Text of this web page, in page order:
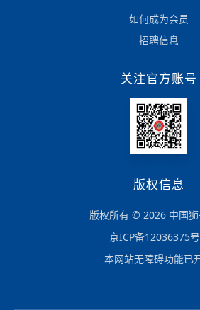
如何成为会员
招聘信息
关注官方账号
版权信息
版权所有 © 2026 中国
京ICP备12036375
本网站无障碍功能已